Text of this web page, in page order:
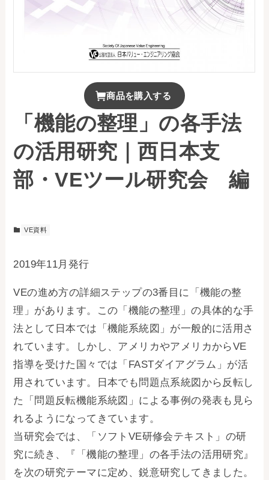
03-5430-4488
商品を購入する
「機能の整理」の各手法
の活用研究｜西日本支
部・VEツール研究会 編
VE資料
2019年11月発行
VEの進め方の詳細ステップの3番目に「機能の整
理」があります。この「機能の整理」の具体的な手
法として日本では「機能系統図」が一般的に活用さ
れています。しかし、アメリカやアメリカからVE
指導を受けた国々では「FASTダイアグラム」が活
用されています。日本でも問題点系統図から反転し
た「問題反転機能系統図」による事例の発表も見ら
れるようになってきています。
当研究会では、「ソフトVE研修会テキスト」の研
究に続き、『「機能の整理」の各手法の活用研究』
を次の研究テーマに定め、鋭意研究してきました。